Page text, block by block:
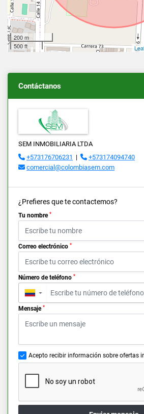
200 m
500 ft
Contáctanos
SEM INMOBILIARIA LTDA
+573176706231 |
+573174094740
comercial@colombiasem.com
¿Prefieres que te contactemos?
Tu nombre *
Correo electrónico *
Número de teléfono *
▼
Mensaje *
Acepto recibir información sobre ofertas